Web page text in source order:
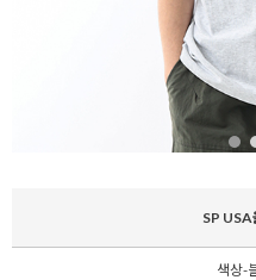
SP USA
색상-